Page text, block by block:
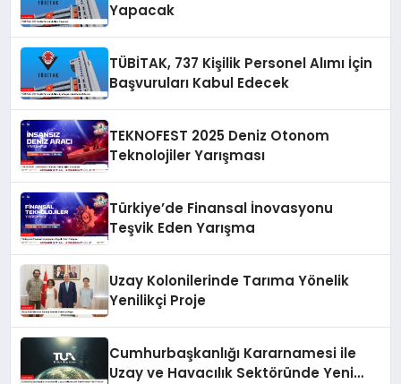
Yapacak
TÜBİTAK, 737 Kişilik Personel Alımı İçin
Başvuruları Kabul Edecek
TEKNOFEST 2025 Deniz Otonom
Teknolojiler Yarışması
Türkiye’de Finansal İnovasyonu
Teşvik Eden Yarışma
Uzay Kolonilerinde Tarıma Yönelik
Yenilikçi Proje
Cumhurbaşkanlığı Kararnamesi ile
Uzay ve Havacılık Sektöründe Yeni